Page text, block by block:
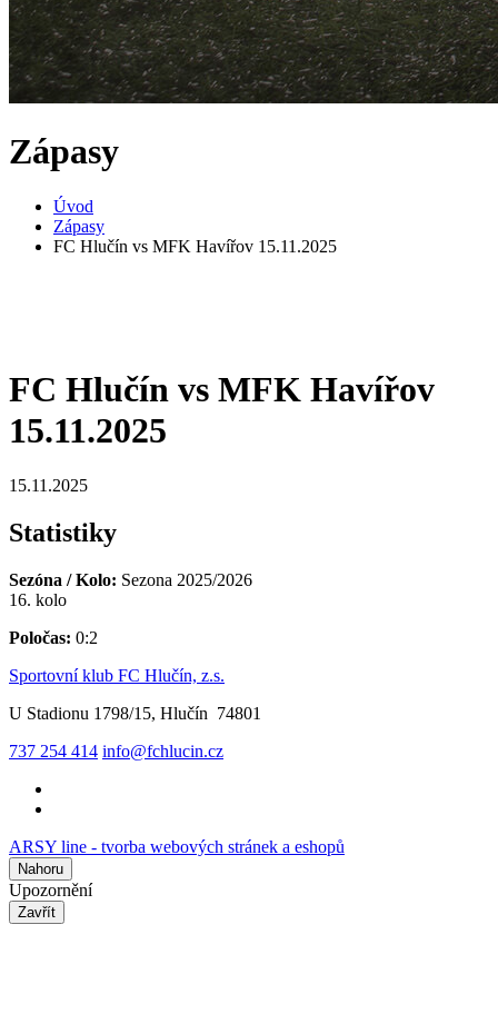
Zápasy
Úvod
Zápasy
FC Hlučín vs MFK Havířov 15.11.2025
FC Hlučín vs MFK Havířov
15.11.2025
15.11.2025
Statistiky
Sezóna / Kolo: Sezona 2025/2026
16. kolo
Poločas: 0:2
Sportovní klub FC Hlučín, z.s.
U Stadionu 1798/15, Hlučín 74801
737 254 414 info@fchlucin.cz
ARSY line - tvorba webových stránek a eshopů
Nahoru
Upozornění
Zavřít